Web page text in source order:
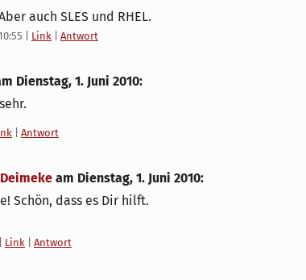
auch SLES und RHEL.
Link Antwort
Dienstag, 1. Juni 2010:
Antwort
am Dienstag, 1. Juni 2010:
Schön, dass es Dir hilft.
Link Antwort